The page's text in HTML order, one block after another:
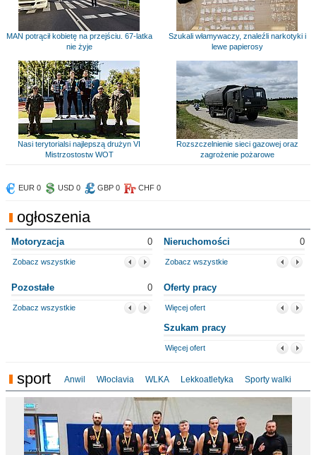
MAN potrącił kobietę na przejściu. 67-latka
nie żyje
Szukali włamywaczy, znaleźli narkotyki i
lewe papierosy
Nasi terytorialsi najlepszą drużyn VI
Mistrzostostw WOT
Rozszczelnienie sieci gazowej oraz
zagrożenie pożarowe
EUR 0 USD 0 GBP 0 CHF 0
ogłoszenia
Motoryzacja 0
Zobacz wszystkie
Nieruchomości 0
Zobacz wszystkie
Pozostałe 0
Zobacz wszystkie
Oferty pracy
Więcej ofert
Szukam pracy
Więcej ofert
sport Anwil Włocłavia WLKA Lekkoatletyka Sporty walki